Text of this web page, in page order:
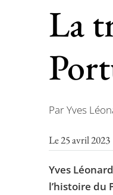
La
Par Yves
Le 25 avril 2023
Yves
l’histoire du